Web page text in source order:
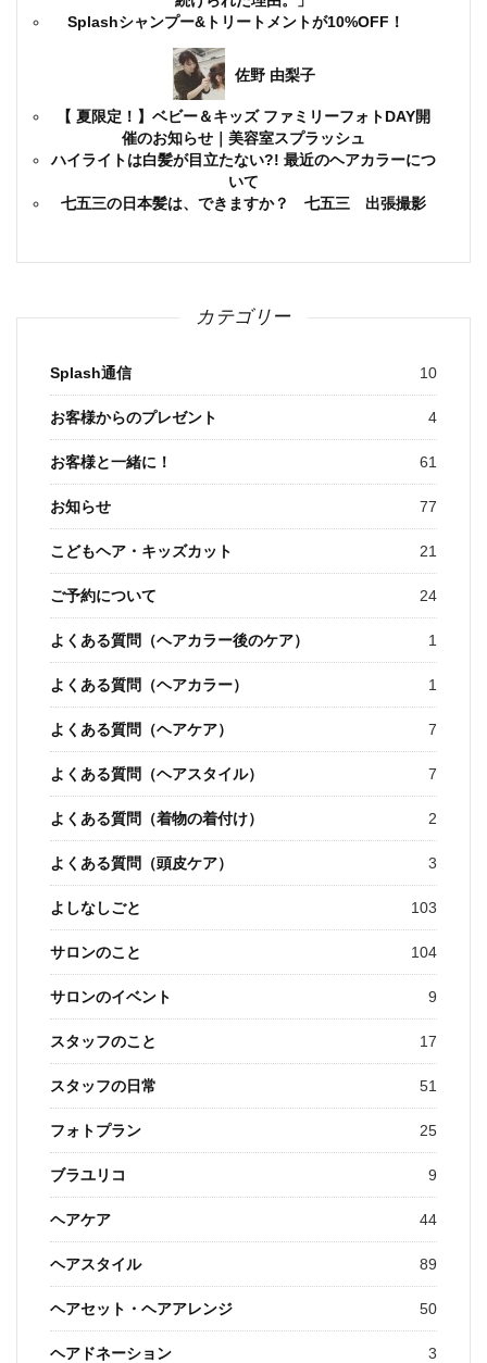
Splashシャンプー&トリートメントが10%OFF！
佐野 由梨子
【 夏限定！】ベビー＆キッズ ファミリーフォトDAY開
催のお知らせ｜美容室スプラッシュ
ハイライトは白髪が目立たない?! 最近のヘアカラーにつ
いて
七五三の日本髪は、できますか？ 七五三 出張撮影
カテゴリー
Splash通信 10
お客様からのプレゼント 4
お客様と一緒に！ 61
お知らせ 77
こどもヘア・キッズカット 21
ご予約について 24
よくある質問（ヘアカラー後のケア） 1
よくある質問（ヘアカラー） 1
よくある質問（ヘアケア） 7
よくある質問（ヘアスタイル） 7
よくある質問（着物の着付け） 2
よくある質問（頭皮ケア） 3
よしなしごと 103
サロンのこと 104
サロンのイベント 9
スタッフのこと 17
スタッフの日常 51
フォトプラン 25
ブラユリコ 9
ヘアケア 44
ヘアスタイル 89
ヘアセット・ヘアアレンジ 50
ヘアドネーション 3